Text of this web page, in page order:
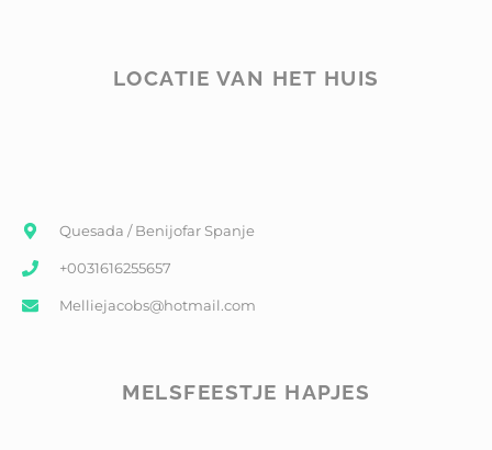
LOCATIE VAN HET HUIS
Quesada / Benijofar Spanje
+0031616255657
Melliejacobs@hotmail.com
MELSFEESTJE HAPJES